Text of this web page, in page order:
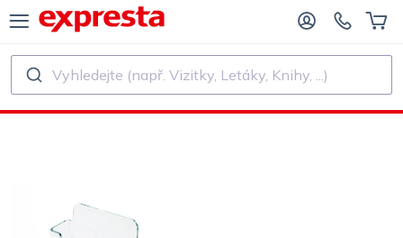
PRODUKTY
NAKLADATELSTVÍ A AUTORY
Vyhledejte (např. Vizitky, Letáky, Knihy, ...)